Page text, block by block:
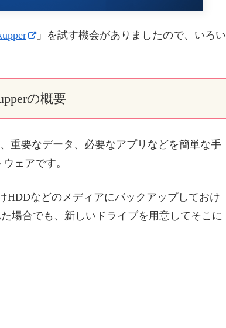
」を試す機会がありましたので、いろい
の概要
重要なデータ、必要なアプリなどを簡単な手
ェアです。
HDDなどのメディアにバックアップしておけ
場合でも、新しいドライブを用意してそこに